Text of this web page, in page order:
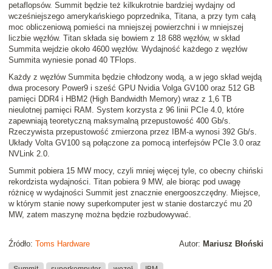
petaflopsów. Summit będzie też kilkukrotnie bardziej wydajny od
wcześniejszego amerykańskiego poprzednika, Titana, a przy tym całą
moc obliczeniową pomieści na mniejszej powierzchni i w mniejszej
liczbie węzłów. Titan składa się bowiem z 18 688 węzłów, w skład
Summita wejdzie około 4600 węzłów. Wydajność każdego z węzłów
Summita wyniesie ponad 40 TFlops.
Każdy z węzłów Summita będzie chłodzony wodą, a w jego skład wejdą
dwa procesory Power9 i sześć GPU Nvidia Volga GV100 oraz 512 GB
pamięci DDR4 i HBM2 (High Bandwidth Memory) wraz z 1,6 TB
nieulotnej pamięci RAM. System korzysta z 96 linii PCIe 4.0, które
zapewniają teoretyczną maksymalną przepustowość 400 Gb/s.
Rzeczywista przepustowość zmierzona przez IBM-a wynosi 392 Gb/s.
Układy Volta GV100 są połączone za pomocą interfejsów PCIe 3.0 oraz
NVLink 2.0.
Summit pobiera 15 MW mocy, czyli mniej więcej tyle, co obecny chiński
rekordzista wydajności. Titan pobiera 9 MW, ale biorąc pod uwagę
różnicę w wydajności Summit jest znacznie energooszczędny. Miejsce,
w którym stanie nowy superkomputer jest w stanie dostarczyć mu 20
MW, zatem maszynę można będzie rozbudowywać.
Autor: Mariusz Błoński
Źródło: Toms Hardware